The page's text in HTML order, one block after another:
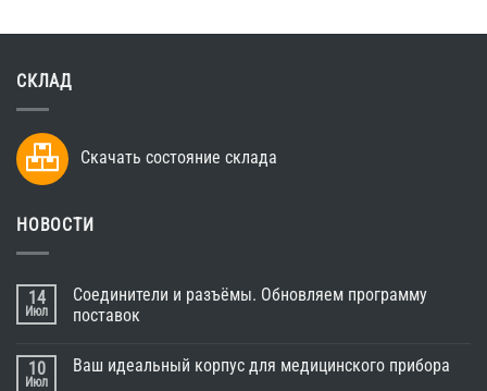
СКЛАД
Скачать состояние склада
НОВОСТИ
14
Июл
Соединители и разъёмы. Обновляем программу
поставок
10
Июл
Ваш идеальный корпус для медицинского прибора